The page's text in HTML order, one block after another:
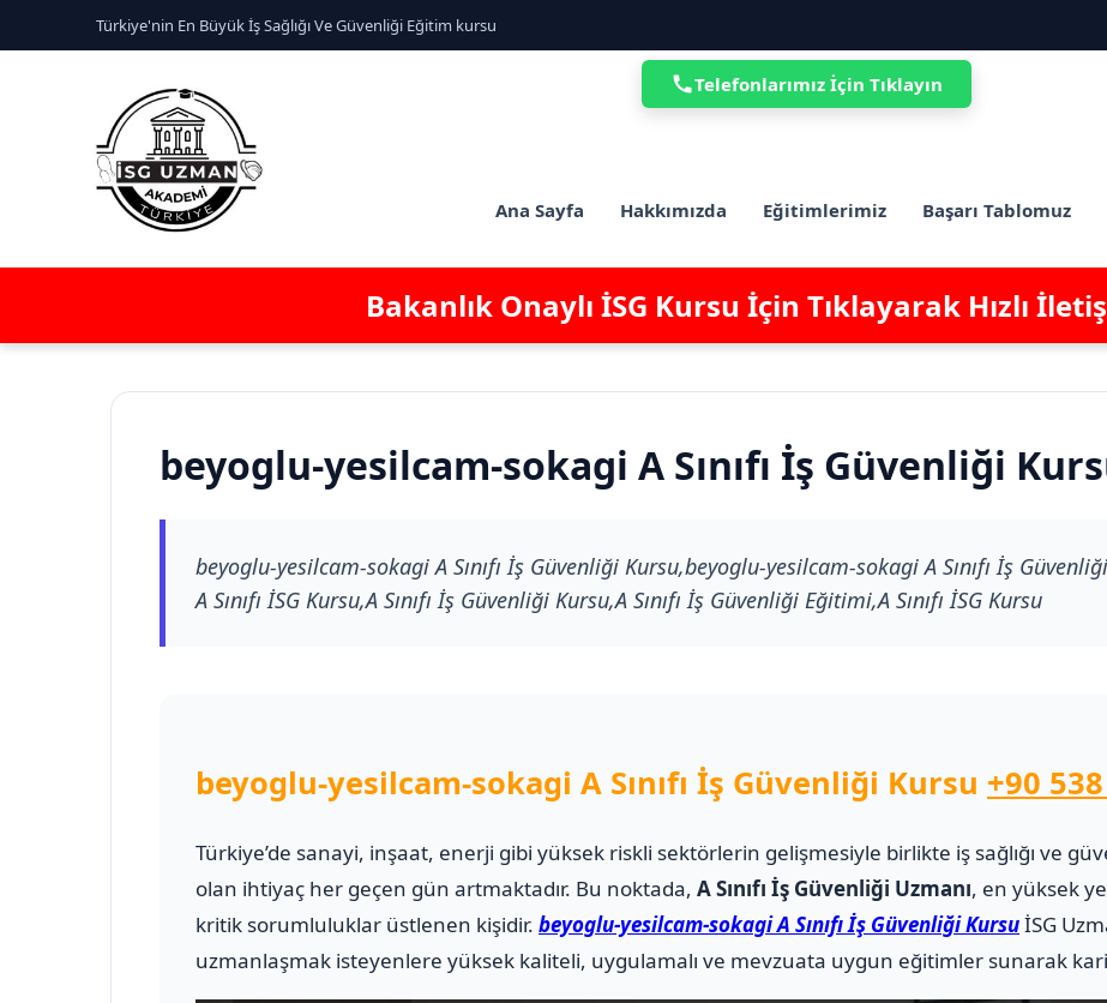
Türkiye'nin En Büyük İş Sağlığı Ve Güvenliği Eğitim kursu
Ana Sayfa Hakkımızda Eğitimlerimiz Başarı Tablomuz
Bakanlık Onaylı İSG Kursu İçin Tıklayarak Hızlı
beyoglu-yesilcam-sokagi A Sınıfı İş Güvenliği
beyoglu-yesilcam-sokagi A Sınıfı İş Güvenliği Kursu,beyoglu-yesilcam-sokagi A Sınıfı İş
A Sınıfı İSG Kursu,A Sınıfı İş Güvenliği Kursu,A Sınıfı İş Güvenliği Eğitimi,A Sınıfı İSG Kursu
beyoglu-yesilcam-sokagi A Sınıfı İş Güvenliği Kursu +90
Türkiye’de sanayi, inşaat, enerji gibi yüksek riskli sektörlerin gelişmesiyle birlikte iş sağlığı ve
olan ihtiyaç her geçen gün artmaktadır. Bu noktada, A Sınıfı İş Güvenliği Uzmanı, en yüksek
kritik sorumluluklar üstlenen kişidir. beyoglu-yesilcam-sokagi A Sınıfı İş Güvenliği KursuİSG
uzmanlaşmak isteyenlere yüksek kaliteli, uygulamalı ve mevzuata uygun eğitimler sunarak
Telefonlarımız İçin Tıklayın